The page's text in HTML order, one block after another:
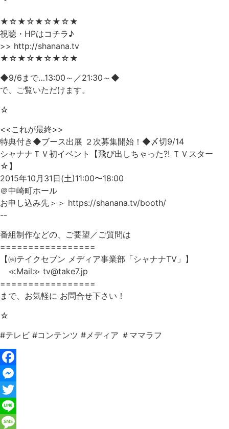
★☆★☆★☆★☆★
視聴・HPはコチラ♪
>> http://shanana.tv
★☆★☆★☆★☆★
◆9/6まで…13:00～／21:30～◆
で、ご覧いただけます。
☆
<<これが最終>>
特典付き◆ブース出展 ２次募集開始！◆〆切9/14
シャナナＴＶ初イベント【飛び出しちゃった?! ＴＶスター
☆】
2015年10月31日(土)11:00〜18:00
＠中崎町ホール
お申し込み先＞＞ https://shanana.tv/booth/
--
番組制作などの、ご要望／ご質問は
=================
【㈱テイクセブン メディア事業部「シャナナTV」】
≪Mail≫ tv@take7.jp
=================
まで、お気軽に お問合せ下さい！
☆
#テレビ #コンテンツ #メディア ＃ママラフ